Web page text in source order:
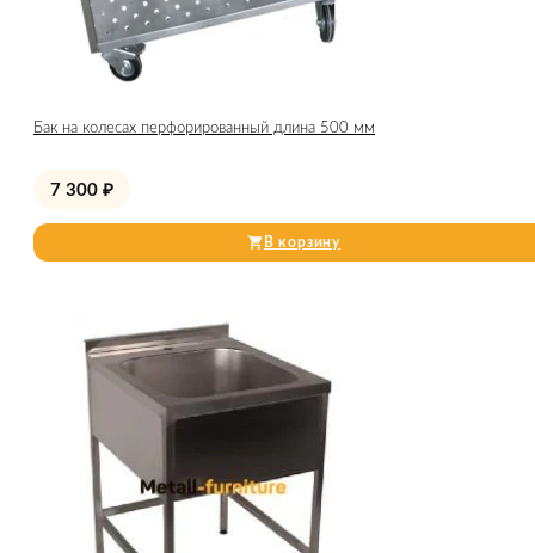
Бак на колесах перфорированный длина 500 мм
7 300 ₽
В корзину